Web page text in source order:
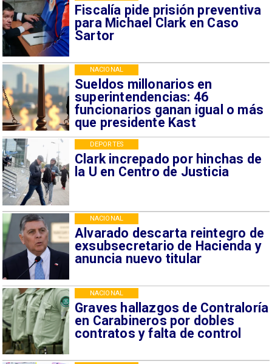
Fiscalía pide prisión preventiva
para Michael Clark en Caso
Sartor
Sueldos millonarios en
superintendencias: 46
funcionarios ganan igual o más
que presidente Kast
NACIONAL
Clark increpado por hinchas de
la U en Centro de Justicia
DEPORTES
Alvarado descarta reintegro de
exsubsecretario de Hacienda y
anuncia nuevo titular
NACIONAL
Graves hallazgos de Contraloría
en Carabineros por dobles
contratos y falta de control
NACIONAL